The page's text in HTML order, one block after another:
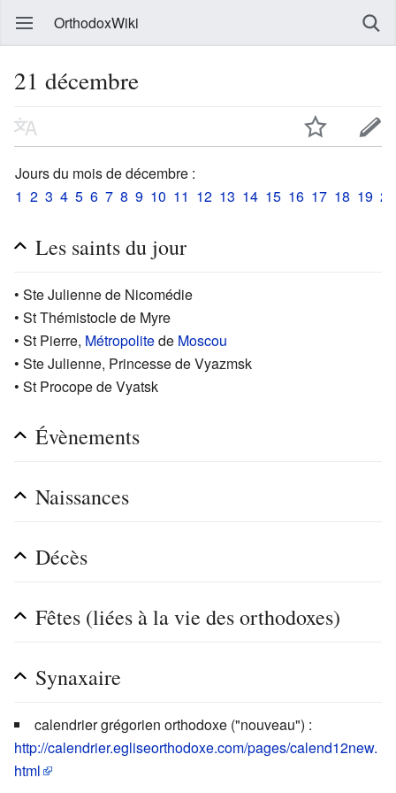
OrthodoxWiki
21 décembre
Jours du mois de décembre :
1 2 3 4 5 6 7 8 9 10 11 12 13 14 15 16 17 18 19 20
Les saints du jour
• Ste Julienne de Nicomédie
• St Thémistocle de Myre
• St Pierre, Métropolitede Moscou
• Ste Julienne, Princesse de Vyazmsk
• St Procope de Vyatsk
Évènements
Naissances
Décès
Fêtes (liées à la vie des orthodoxes)
Synaxaire
calendrier grégorien orthodoxe ("nouveau") :
http://calendrier.egliseorthodoxe.com/pages/calend12new.
html